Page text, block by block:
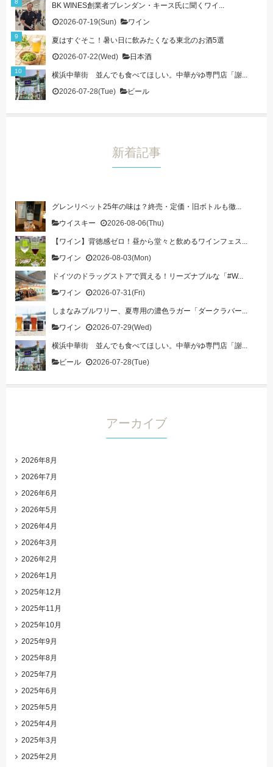
BK WINES創業者ブレンダン・キース氏に聞くワイ...
2026-07-19(Sun)
ワイン
夏はすぐそこ！暑い日に飲みたくなる東北のお酒5選
2026-07-22(Wed)
日本酒
横浜中華街 並んでも食べてほしい。中華がゆ専門店「謝...
2026-07-28(Tue)
ビール
新着記事
グレンリベット25年の味は？終売・定価・旧ボトルも徹...
ウイスキー
2026-08-06(Thu)
【ワイン】背徳感ゼロ！昼から堂々と飲めるワインフェス...
ワイン
2026-08-03(Mon)
ドイツのドラッグストアで買える！リーズナブルな「#W...
ワイン
2026-07-31(Fri)
しまなみブルワリー、夏専用の濃色ラガー「ダークラバー...
ワイン
2026-07-29(Wed)
横浜中華街 並んでも食べてほしい。中華がゆ専門店「謝...
ビール
2026-07-28(Tue)
アーカイブ
2026年8月
2026年7月
2026年6月
2026年5月
2026年4月
2026年3月
2026年2月
2026年1月
2025年12月
2025年11月
2025年10月
2025年9月
2025年8月
2025年7月
2025年6月
2025年5月
2025年4月
2025年3月
2025年2月